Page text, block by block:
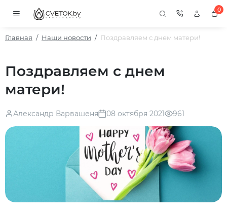
0
Главная Наши новости Поздравляем с днем матери!
Поздравляем с днем
матери!
Александр Варвашеня 08 октября 2021 961